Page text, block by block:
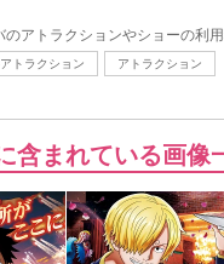
のアトラクションやショーの利
トラクション アトラクション
含まれている画像